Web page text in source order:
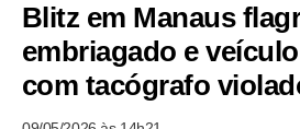
Blitz em Manaus
embriagado e
com tacógrafo